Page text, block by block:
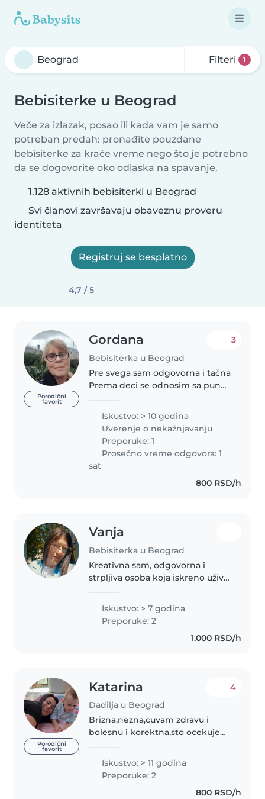
Filteri 1
Bebisiterke u Beograd
Veče za izlazak, posao ili kada vam je samo
potreban predah: pronađite pouzdane
bebisiterke za kraće vreme nego što je potrebno
da se dogovorite oko odlaska na spavanje.
1.128 aktivnih bebisiterki u Beograd
Svi članovi završavaju obaveznu proveru
identiteta
Registruj se besplatno
4,7 / 5
Porodični
favorit
Gordana
Bebisiterka u Beograd
3
Pre svega sam odgovorna i tačna
Prema deci se odnosim sa puno
igram sa njima,a najviše da sam
sa njima što više
napolju.Kreativna sam i
odnosima se..
Iskustvo: > 10 godina
Uverenje o nekažnjavanju
Preporuke: 1
Prosečno vreme odgovora: 1
sat
800 RSD/h
Vanja
Bebisiterka u Beograd
Kreativna sam, odgovorna i
strpljiva osoba koja iskreno uživa
da ih slušam, razumem i pružim
im pažnju koja im je potrebna...
Iskustvo: > 7 godina
Preporuke: 2
1.000 RSD/h
Porodični
favorit
Katarina
Dadilja u Beograd
4
Brizna,nezna,cuvam zdravu i
bolesnu i korektna,sto ocekujem
strane roditelja,trudim se da
konstruktivno sprovedem u lako
gradim poverenje i bliskost..
Iskustvo: > 11 godina
Preporuke: 2
800 RSD/h